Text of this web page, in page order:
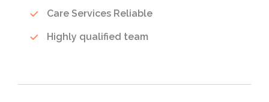
Care Services Reliable
Highly qualified team